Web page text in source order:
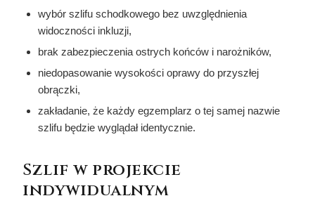
wybór szlifu schodkowego bez uwzględnienia
widoczności inkluzji,
brak zabezpieczenia ostrych końców i narożników,
niedopasowanie wysokości oprawy do przyszłej
obrączki,
zakładanie, że każdy egzemplarz o tej samej nazwie
szlifu będzie wyglądał identycznie.
Szlif w projekcie
indywidualnym